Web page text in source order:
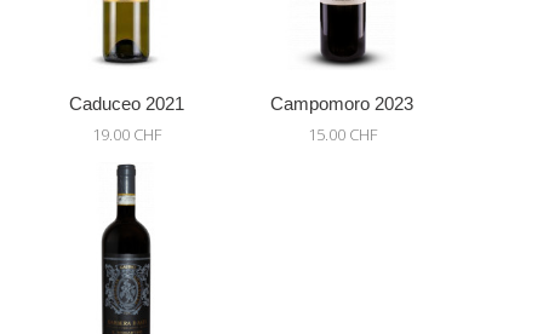
Caduceo 2021
19.00 CHF
Campomoro 2023
15.00 CHF